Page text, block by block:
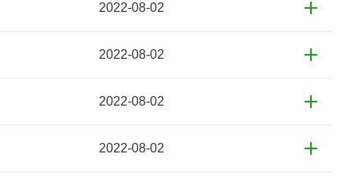
2022-08-02
2022-08-02
2022-08-02
2022-08-02